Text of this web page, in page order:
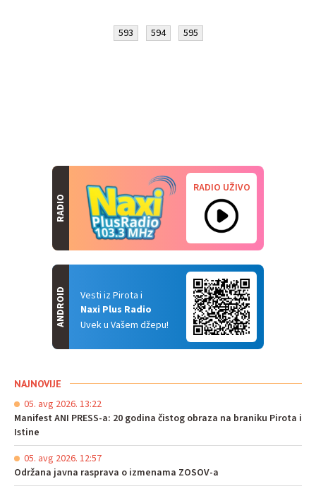
593 594 595
RADIO
RADIO UŽIVO
Vesti iz Pirota i
Naxi Plus Radio
Uvek u Vašem džepu!
ANDROID
NAJNOVIJE
05. avg 2026. 13:22
Manifest ANI PRESS-a: 20 godina čistog obraza na braniku Pirota i
Istine
05. avg 2026. 12:57
Održana javna rasprava o izmenama ZOSOV-a